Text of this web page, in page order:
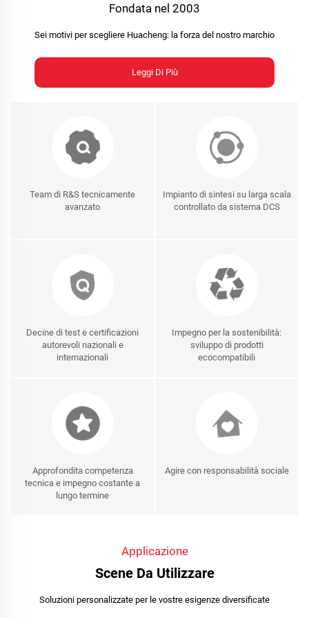
Fondata nel 2003
Sei motivi per scegliere Huacheng: la forza del nostro marchio
Leggi Di Più
Team di R&S tecnicamente
avanzato
Impianto di sintesi su larga scala
controllato da sistema DCS
Decine di test e certificazioni
autorevoli nazionali e
internazionali
Impegno per la sostenibilità:
sviluppo di prodotti
ecocompatibili
Approfondita competenza
tecnica e impegno costante a
lungo termine
Agire con responsabilità sociale
Applicazione
Scene Da Utilizzare
Soluzioni personalizzate per le vostre esigenze diversificate